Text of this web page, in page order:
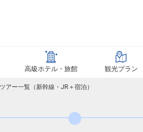
高級ホテル・旅館 観光プラン
ー一覧（新幹線・JR＋宿泊）